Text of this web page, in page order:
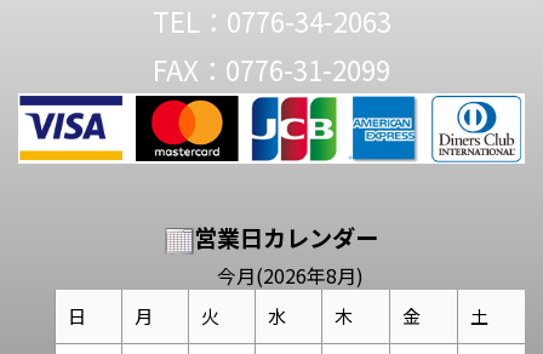
TEL：0776-34-2063
FAX：0776-31-2099
営業日カレンダー
今月(2026年8月)
日 月 火 水 木 金 土